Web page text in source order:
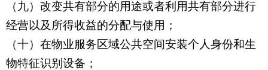
（九）改变共有部分的用途或者利用共有部分进行
经营以及所得收益的分配与使用；
（十）在物业服务区域公共空间安装个人身份和生
物特征识别设备；